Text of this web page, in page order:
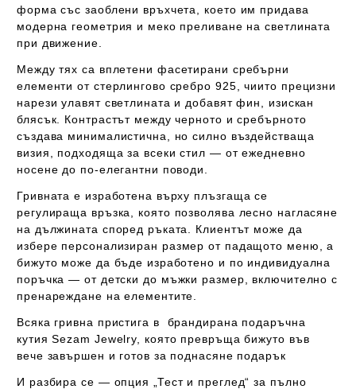
форма със заоблени връхчета
, което им придава
модерна геометрия и меко преливане на светлината
при движение.
Между тях са вплетени фасетирани сребърни
елементи от стерлингово сребро 925 , чиито прецизни
нарези улавят светлината и добавят фин, изискан
блясък. Контрастът между черното и сребърното
създава минималистична, но силно въздействаща
визия, подходяща за всеки стил — от ежедневно
носене до по-елегантни поводи.
Гривната е изработена върху плъзгаща се
регулираща връзка
, която позволява лесно нагласяне
на дължината според ръката. Клиентът може да
избере персонализиран размер от падащото меню , а
бижуто може да бъде изработено и по индивидуална
поръчка — от детски до мъжки размер, включително с
пренареждане на елементите.
Всяка гривна пристига в
брандирана подаръчна
кутия Sezam Jewelry , която превръща бижуто във
вече завършен и готов за поднасяне подарък
И разбира се — опция „Тест и преглед“ за пълно